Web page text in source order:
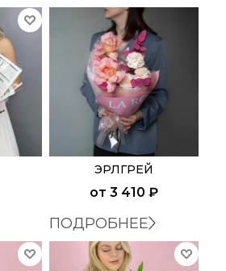
ЭРЛГРЕЙ
от 3 410 ₽
ПОДРОБНЕЕ